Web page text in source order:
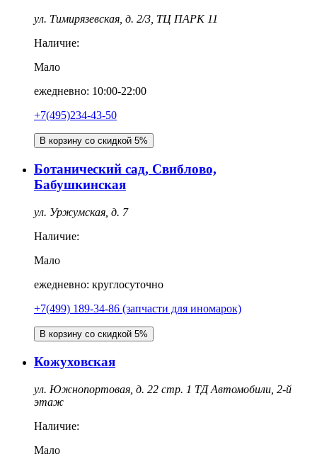
ул. Тимирязевская, д. 2/3, ТЦ ПАРК 11
Наличие:
Мало
ежедневно: 10:00-22:00
+7(495)234-43-50
В корзину со скидкой 5%
Ботанический сад, Свиблово,
Бабушкинская
ул. Уржумская, д. 7
Наличие:
Мало
ежедневно: круглосуточно
+7(499) 189-34-86 (запчасти для иномарок)
В корзину со скидкой 5%
Кожуховская
ул. Южнопортовая, д. 22 стр. 1 ТД Автомобили, 2-й
этаж
Наличие:
Мало